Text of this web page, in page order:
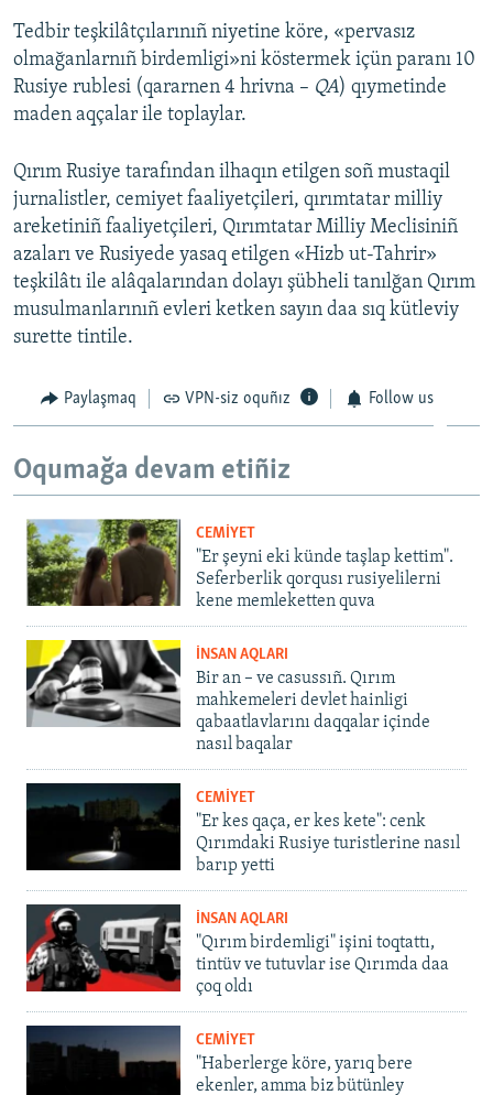
Tedbir teşkilâtçılarınıñ niyetine köre, «pervasız
olmağanlarnıñ birdemligi»ni köstermek içün paranı 10
Rusiye rublesi (qararnen 4 hrivna – QA) qıymetinde
maden aqçalar ile toplaylar.
Qırım Rusiye tarafından ilhaqın etilgen soñ mustaqil
jurnalistler, cemiyet faaliyetçileri, qırımtatar milliy
areketiniñ faaliyetçileri, Qırımtatar Milliy Meclisiniñ
azaları ve Rusiyede yasaq etilgen «Hizb ut-Tahrir»
teşkilâtı ile alâqalarından dolayı şübheli tanılğan Qırım
musulmanlarınıñ evleri ketken sayın daa sıq kütleviy
surette tintile.
Paylaşmaq VPN-siz oquñız Follow us
Oqumağa devam etiñiz
CEMİYET
"Er şeyni eki künde taşlap kettim".
Seferberlik qorqusı rusiyelilerni
kene memleketten quva
İNSAN AQLARI
Bir an – ve casussıñ. Qırım
mahkemeleri devlet hainligi
qabaatlavlarını daqqalar içinde
nasıl baqalar
CEMİYET
"Er kes qaça, er kes kete": cenk
Qırımdaki Rusiye turistlerine nasıl
barıp yetti
İNSAN AQLARI
"Qırım birdemligi" işini toqtattı,
tintüv ve tutuvlar ise Qırımda daa
çoq oldı
CEMİYET
"Haberlerge köre, yarıq bere
ekenler, amma biz bütünley